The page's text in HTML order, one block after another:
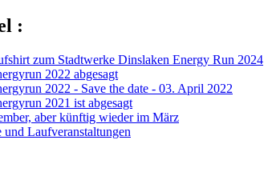
:
zum Stadtwerke Dinslaken Energy Run 2024
2022 abgesagt
2022 - Save the date - 03. April 2022
2021 ist abgesagt
aber künftig wieder im März
Laufveranstaltungen